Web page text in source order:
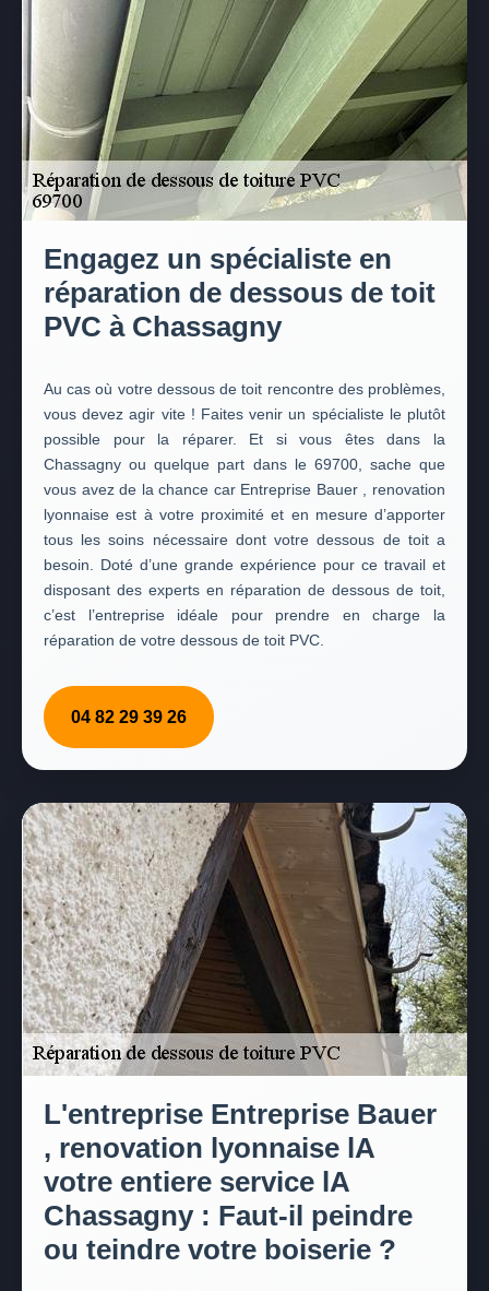
Engagez un spécialiste en
réparation de dessous de toit
PVC à Chassagny
Au cas où votre dessous de toit rencontre des problèmes,
vous devez agir vite ! Faites venir un spécialiste le plutôt
possible pour la réparer. Et si vous êtes dans la
Chassagny ou quelque part dans le 69700, sache que
vous avez de la chance car Entreprise Bauer , renovation
lyonnaise est à votre proximité et en mesure d’apporter
tous les soins nécessaire dont votre dessous de toit a
besoin. Doté d’une grande expérience pour ce travail et
disposant des experts en réparation de dessous de toit,
c’est l’entreprise idéale pour prendre en charge la
réparation de votre dessous de toit PVC.
04 82 29 39 26
L'entreprise Entreprise Bauer
, renovation lyonnaise lA
votre entiere service lA
Chassagny : Faut-il peindre
ou teindre votre boiserie ?